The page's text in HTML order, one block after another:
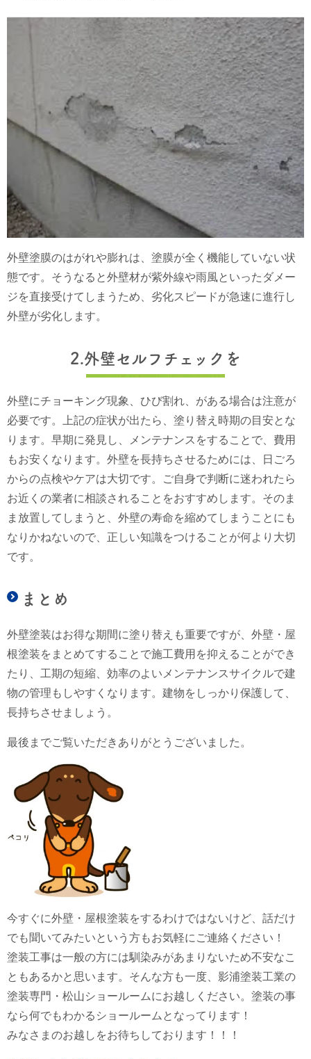
外壁塗膜のはがれや膨れは、塗膜が全く機能していない状
態です。そうなると外壁材が紫外線や雨風といったダメー
ジを直接受けてしまうため、劣化スピードが急速に進行し
外壁が劣化します。
2.外壁セルフチェックを
外壁にチョーキング現象、ひび割れ、がある場合は注意が
必要です。
上記の症状が出たら、塗り替え時期の目安とな
ります。早期に発見し、メンテナンスをすることで、費用
もお安くなります。 外壁を長持ちさせるためには、日ごろ
からの点検やケアは大切です。ご自身で判断に迷われたら
お近くの業者に相談されることをおすすめします。そのま
ま放置してしまうと、外壁の寿命を縮めてしまうことにも
なりかねないので、正しい知識をつけることが何より大切
です。
まとめ
外壁塗装はお得な期間に塗り替えも重要ですが、外壁・屋
根塗装をまとめてすることで施工費用を抑えることができ
たり、工期の短縮、効率のよいメンテナンスサイクルで建
物の管理もしやすくなります。建物をしっかり保護して、
長持ちさせましょう。
最後までご覧いただきありがとうございました。
今すぐに外壁・屋根塗装をするわけではないけど、話だけ
でも聞いてみたいという方もお気軽にご連絡ください！
塗装工事は一般の方には馴染みがあまりないため不安なこ
ともあるかと思います。そんな方も一度、影浦塗装工業の
塗装専門・松山ショールームにお越しください。塗装の事
なら何でもわかるショールームとなってります！
みなさまのお越しをお待ちしております！！！